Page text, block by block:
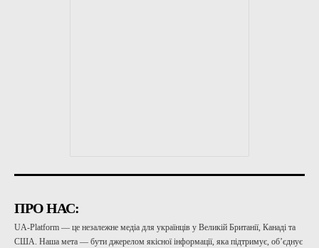
ПРО НАС:
UA-Platform — це незалежне медіа для українців у Великій Британії, Канаді та
США. Наша мета — бути джерелом якісної інформації, яка підтримує, об’єднує